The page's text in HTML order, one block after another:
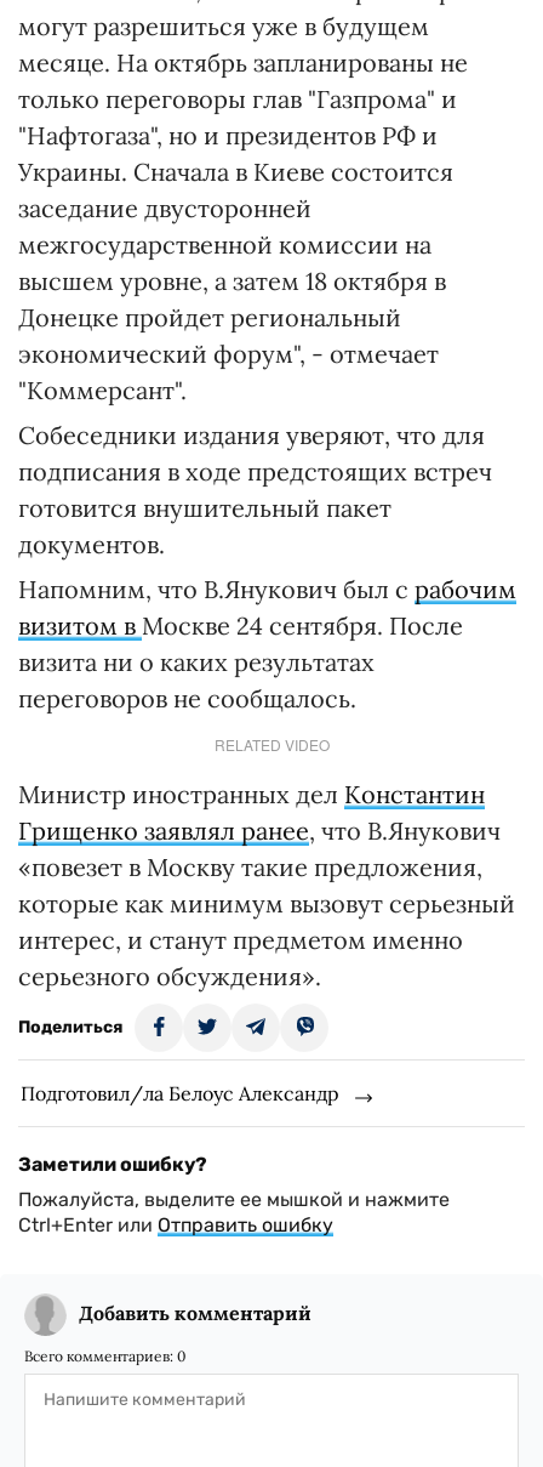
могут разрешиться уже в будущем
месяце. На октябрь запланированы не
только переговоры глав "Газпрома" и
"Нафтогаза", но и президентов РФ и
Украины. Сначала в Киеве состоится
заседание двусторонней
межгосударственной комиссии на
высшем уровне, а затем 18 октября в
Донецке пройдет региональный
экономический форум", - отмечает
"Коммерсант".
Собеседники издания уверяют, что для
подписания в ходе предстоящих встреч
готовится внушительный пакет
документов.
Напомним, что В.Янукович был с рабочим
визитом в Москве 24 сентября. После
визита ни о каких результатах
переговоров не сообщалось.
RELATED VIDEO
Министр иностранных дел Константин
Грищенко заявлял ранее, что В.Янукович
«повезет в Москву такие предложения,
которые как минимум вызовут серьезный
интерес, и станут предметом именно
серьезного обсуждения».
Поделиться
Подготовил/ла Белоус Александр
Заметили ошибку?
Пожалуйста, выделите ее мышкой и нажмите
Ctrl+Enter или Отправить ошибку
Добавить комментарий
Всего комментариев: 0